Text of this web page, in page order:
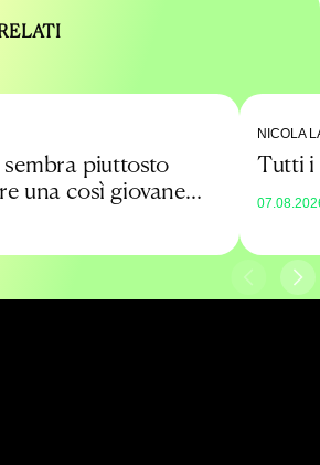
piuttosto
una così giovane
NICOLA
Tutti i